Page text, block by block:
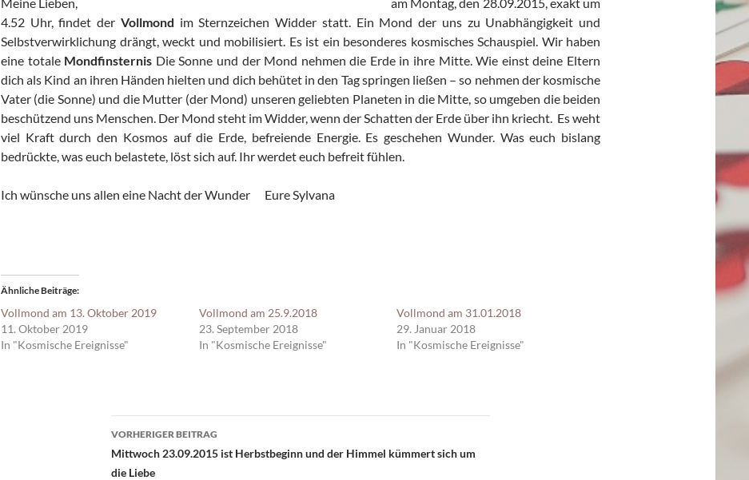
4.52 Uhr, findet der Vollmond im Sternzeichen Widder statt. Ein Mond der uns zu Unabhängigkeit und
Selbstverwirklichung drängt, weckt und mobilisiert. Es ist ein besonderes kosmisches Schauspiel. Wir haben
eine totale Mondfinsternis Die Sonne und der Mond nehmen die Erde in ihre Mitte. Wie einst deine Eltern
dich als Kind an ihren Händen hielten und dich behütet in den Tag springen ließen – so nehmen der kosmische
Vater (die Sonne) und die Mutter (der Mond) unseren geliebten Planeten in die Mitte, so umgeben die beiden
beschützend uns Menschen. Der Mond steht im Widder, wenn der Schatten der Erde über ihn kriecht. Es weht
viel Kraft durch den Kosmos auf die Erde, befreiende Energie. Es geschehen Wunder. Was euch bislang
bedrückte, was euch belastete, löst sich auf. Ihr werdet euch befreit fühlen.
Ich wünsche uns allen eine Nacht der Wunder Eure Sylvana
Ähnliche Beiträge
Vollmond am 13. Oktober 2019
11. Oktober 2019
In "Kosmische Ereignisse"
Vollmond am 25.9.2018
23. September 2018
In "Kosmische Ereignisse"
Vollmond am 31.01.2018
29. Januar 2018
In "Kosmische Ereignisse"
Beitragsnavigation
VORHERIGER BEITRAG
Mittwoch 23.09.2015 ist Herbstbeginn und der Himmel kümmert sich um
die Liebe